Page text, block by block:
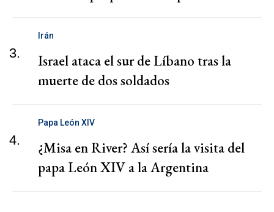
3.
Irán
Israel ataca el sur de Líbano tras la
muerte de dos soldados
4.
Papa León XIV
¿Misa en River? Así sería la visita del
papa León XIV a la Argentina